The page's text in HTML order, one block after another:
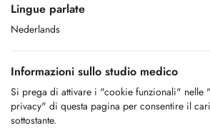
Lingue parlate
Nederlands
Informazioni sullo studio medico
Si prega di attivare i "cookie funzionali" nelle
privacy" di questa pagina per consentire il
sottostante.